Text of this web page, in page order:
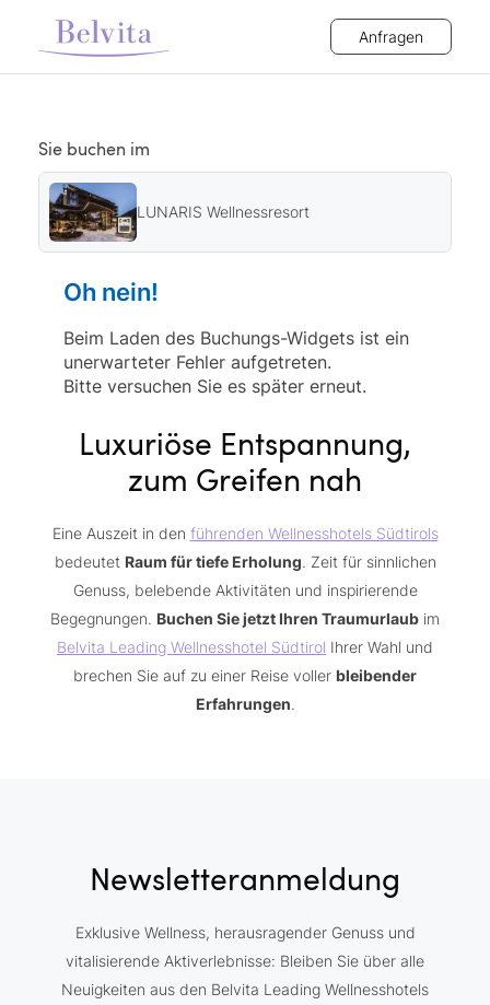
Anfragen
Sie buchen im
LUNARIS Wellnessresort
Oh nein!
Beim Laden des Buchungs-Widgets ist ein
unerwarteter Fehler aufgetreten.
Bitte versuchen Sie es später erneut.
Luxuriöse Entspannung,
zum Greifen nah
Eine Auszeit in den führenden Wellnesshotels Südtirols
bedeutet Raum für tiefe Erholung. Zeit für sinnlichen
Genuss, belebende Aktivitäten und inspirierende
Begegnungen. Buchen Sie jetzt Ihren Traumurlaub im
Belvita Leading Wellnesshotel Südtirol Ihrer Wahl und
brechen Sie auf zu einer Reise voller bleibender
Erfahrungen.
Newsletteranmeldung
Exklusive Wellness, herausragender Genuss und
vitalisierende Aktiverlebnisse: Bleiben Sie über alle
Neuigkeiten aus den Belvita Leading Wellnesshotels